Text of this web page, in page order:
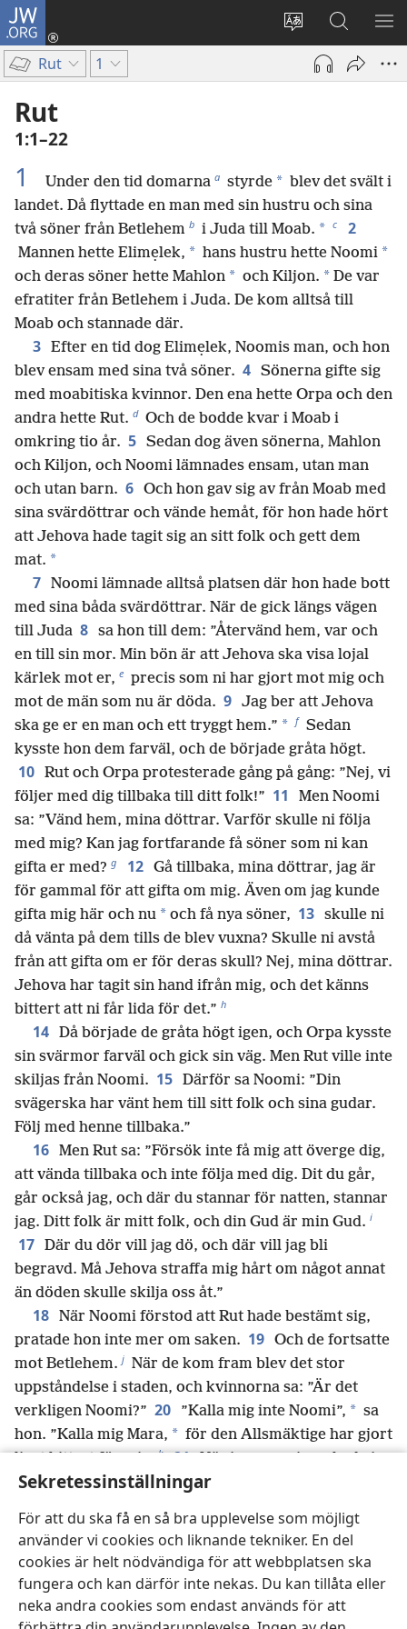
Sekretessinställningar
För att du ska få en så bra upplevelse som möjligt
använder vi cookies och liknande tekniker. En del
cookies är helt nödvändiga för att webbplatsen ska
fungera och kan därför inte nekas. Du kan tillåta eller
neka andra cookies som endast används för att
JW.ORG
Ändra
webbplatsens
språk
Logga
(öppnar
Sök
på
jw.org
Rut 1
Rut
1:1–22
1 Under den tid domarna a styrde * blev det svält i
landet. Då flyttade en man med sin hustru och sina
två söner från Betlehem b i Juda till Moab. * c 2
Mannen hette Elimẹlek, * hans hustru hette Noomi *
och deras söner hette Mahlon * och Kiljon. * De var
efratiter från Betlehem i Juda. De kom alltså till
Moab och stannade där.
3 Efter en tid dog Elimẹlek, Noomis man, och hon
blev ensam med sina två söner. 4 Sönerna gifte sig
med moabitiska kvinnor. Den ena hette Orpa och den
andra hette Rut. d Och de bodde kvar i Moab i
omkring tio år. 5 Sedan dog även sönerna, Mahlon
och Kiljon, och Noomi lämnades ensam, utan man
och utan barn. 6 Och hon gav sig av från Moab med
sina svärdöttrar och vände hemåt, för hon hade hört
att Jehova hade tagit sig an sitt folk och gett dem
mat. *
7 Noomi lämnade alltså platsen där hon hade bott
med sina båda svärdöttrar. När de gick längs vägen
till Juda 8 sa hon till dem: ”Återvänd hem, var och
en till sin mor. Min bön är att Jehova ska visa lojal
kärlek mot er, e precis som ni har gjort mot mig och
mot de män som nu är döda. 9 Jag ber att Jehova
ska ge er en man och ett tryggt hem.” * f Sedan
kysste hon dem farväl, och de började gråta högt.
10 Rut och Orpa protesterade gång på gång: ”Nej, vi
följer med dig tillbaka till ditt folk!” 11
Men Noomi
sa: ”Vänd hem, mina döttrar. Varför skulle ni följa
med mig? Kan jag fortfarande få söner som ni kan
gifta er med? g 12 Gå tillbaka, mina döttrar, jag är
för gammal för att gifta om mig. Även om jag kunde
gifta mig här och nu * och få nya söner, 13 skulle ni
då vänta på dem tills de blev vuxna? Skulle ni avstå
från att gifta om er för deras skull? Nej, mina döttrar.
Jehova har tagit sin hand ifrån mig, och det känns
bittert att ni får lida för det.” h
14 Då började de gråta högt igen, och Orpa kysste
sin svärmor farväl och gick sin väg. Men Rut ville inte
skiljas från Noomi. 15 Därför sa Noomi: ”Din
svägerska har vänt hem till sitt folk och sina gudar.
Följ med henne tillbaka.”
16 Men Rut sa: ”Försök inte få mig att överge dig,
att vända tillbaka och inte följa med dig. Dit du går,
går också jag, och där du stannar för natten, stannar
jag. Ditt folk är mitt folk, och din Gud är min Gud. i
17 Där du dör vill jag dö, och där vill jag bli
begravd. Må Jehova straffa mig hårt om något annat
än döden skulle skilja oss åt.”
18 När Noomi förstod att Rut hade bestämt sig,
pratade hon inte mer om saken. 19 Och de fortsatte
mot Betlehem. j När de kom fram blev det stor
uppståndelse i staden, och kvinnorna sa: ”Är det
verkligen Noomi?” 20 ”Kalla mig inte Noomi”, * sa
hon. ”Kalla mig Mara, * för den Allsmäktige har gjort
livet bittert för mig. k 21 När jag gav mig av hade jag
allt, men Jehova har låtit mig komma tillbaka
Jehova har vänt sig emot mig, när den Allsmäktige
har låtit mig lida?”
l
Så gick det till när Noomi återvände från Moab
tillsammans med sin svärdotter, moabitiskan Rut.
Och de kom till Betlehem i början av kornskörden.